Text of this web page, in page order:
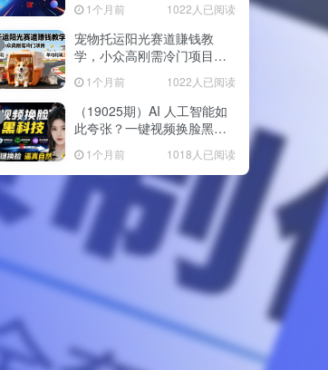
入十分回报
1个月前 1022人已阅读
宠物托运阳光赛道賺钱教
学，小众高刚需冷门项目，
日均10单稳定盈利，单均利
润200+
1个月前 1022人已阅读
（19025期）AI 人工智能如
此夸张？一键视频换脸黑科
技，纯本地离线运行，本地
视频换脸娱乐工具， AI
FaceSwap
1个月前 1018人已阅读